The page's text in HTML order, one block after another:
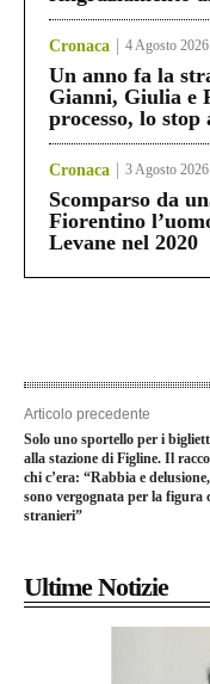
Cronaca 4 Agosto 2026
Un anno fa la
Gianni, Giulia e
processo, lo
Cronaca 3 Agosto 2026
Scomparso da
Fiorentino
Levane nel 2020
Articolo precedente
Solo uno sportello per i
alla stazione di Figline. Il
chi c’era: “Rabbia e
sono vergognata per la figura
stranieri”
Ultime Notizie